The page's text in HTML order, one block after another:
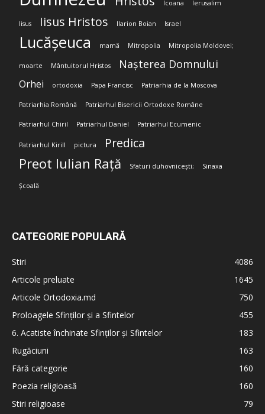
Icoana Ierusalim
Iisus Iisus Hristos Ilarion Boian Israel
Lucășeuca mamă Mitropolia Mitropolia Moldovei;
moarte Mântuitorul Hristos Nașterea Domnului
Orhei ortodoxia Papa Francisc Patriarhia de la Moscova
Patriarhia Română Patriarhul Bisericii Ortodoxe Române
Patriarhul Chiril Patriarhul Daniel Patriarhul Ecumenic
Patriarhul Kirill pictura Predica
Preot Iulian Rață Sfaturi duhovnicești; Sinaxa
Școală
CATEGORIE POPULARĂ
Stiri
4086
Articole preluate
1645
Articole Ortodoxia.md
750
Proloagele Sfinților și a Sfintelor
455
6. Acatiste închinate Sfinților și Sfintelor
183
Rugăciuni
163
Fără categorie
160
Poezia religioasă
160
Stiri religioase
79